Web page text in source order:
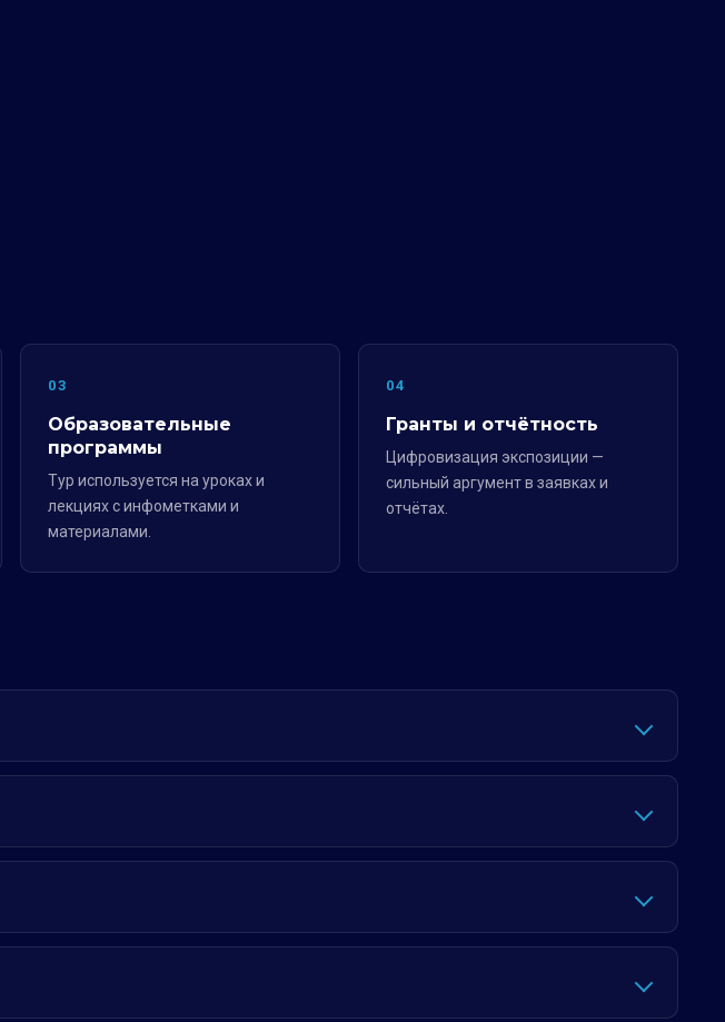
03
Образовательные
программы
Тур используется на уроках и
лекциях с инфометками и
материалами.
04
Гранты и отчётность
Цифровизация экспозиции —
сильный аргумент в заявках и
отчётах.